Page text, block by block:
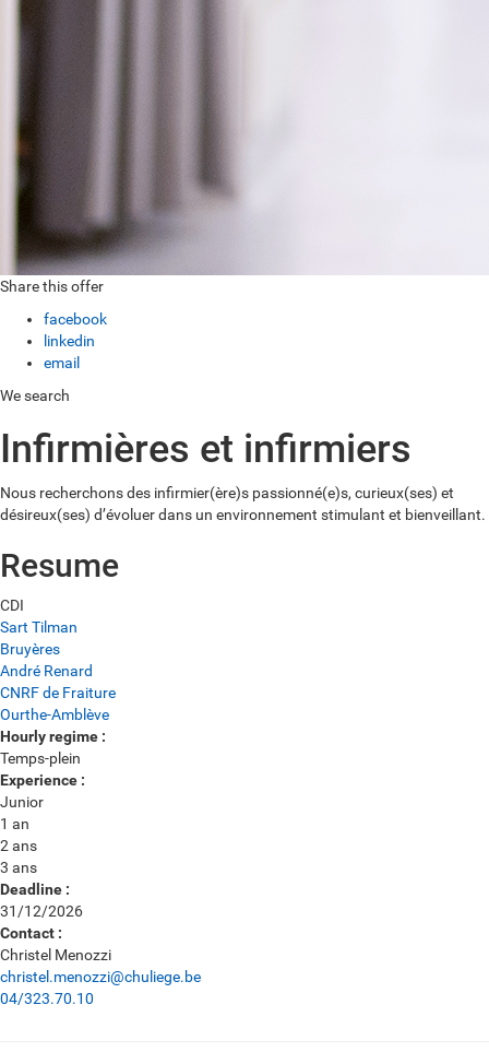
Share this offer
facebook
linkedin
email
We search
Infirmières et infirmiers
Nous recherchons des infirmier(ère)s passionné(e)s, curieux(ses) et
désireux(ses) d’évoluer dans un environnement stimulant et bienveillant.
Resume
Type
of
contract
:
CDI
Workplace
:
Sart Tilman
Bruyères
André Renard
CNRF de Fraiture
Ourthe-Amblève
Hourly regime :
Temps-plein
Experience :
Junior
1 an
2 ans
3 ans
Deadline :
31/12/2026
Contact :
Christel Menozzi
christel.menozzi@chuliege.be
04/323.70.10